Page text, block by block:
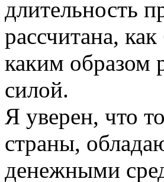
длительность
рассчитана,
каким образом
силой.
Я уверен, что
страны,
денежными